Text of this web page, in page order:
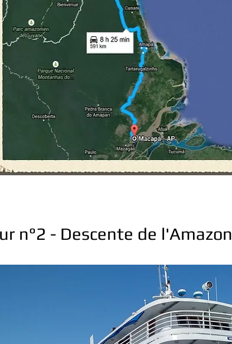
n°2 - Descente de